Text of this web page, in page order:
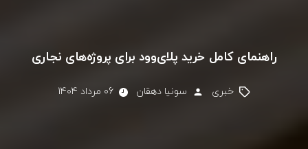
راهنمای کامل خرید پلای‌وود برای پروژه‌های نجاری
خبری سونیا دهقان 06 مرداد 1404